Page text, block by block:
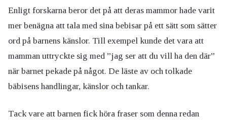
Enligt forskarna beror det på att deras mammor hade varit
mer benägna att tala med sina bebisar på ett sätt som sätter
ord på barnens känslor. Till exempel kunde det vara att
mamman uttryckte sig med ”jag ser att du vill ha den där”
när barnet pekade på något. De läste av och tolkade
bäbisens handlingar, känslor och tankar.
Tack vare att barnen fick höra fraser som denna redan